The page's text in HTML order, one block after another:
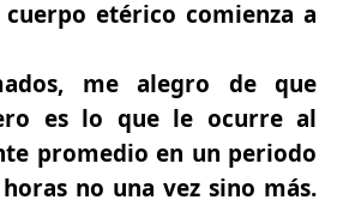
etérico comienza a
me alegro de que
es lo que le ocurre al
promedio en un periodo
no una vez sino más.